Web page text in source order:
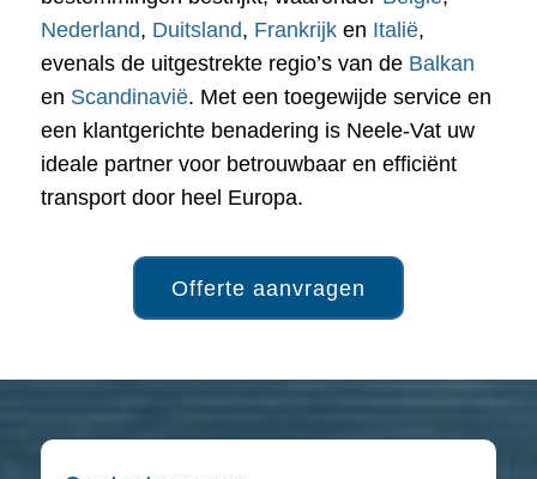
Nederland, Duitsland, Frankrijk en Italië,
evenals de uitgestrekte regio’s van de Balkan
en Scandinavië. Met een toegewijde service en
een klantgerichte benadering is Neele-Vat uw
ideale partner voor betrouwbaar en efficiënt
transport door heel Europa.
Offerte aanvragen